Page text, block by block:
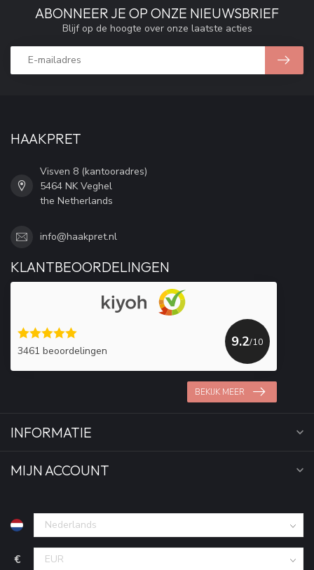
ABONNEER JE OP ONZE NIEUWSBRIEF
Blijf op de hoogte over onze laatste acties
HAAKPRET
Visven 8 (kantooradres)
5464 NK Veghel
the Netherlands
info@haakpret.nl
KLANTBEOORDELINGEN
3461 beoordelingen
9.2/10
BEKIJK MEER
INFORMATIE
MIJN ACCOUNT
€